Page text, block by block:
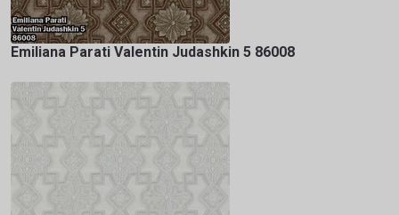
Emiliana Parati Valentin Judashkin 5 86008